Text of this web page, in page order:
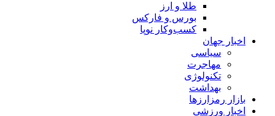
طلا و ارز
بورس و فارکس
کسب‌وکار نوپا
اخبار جهان
سیاسی
مهاجرت
تکنولوژی
بهداشت
بازار رمزارزها
اخبار ورزشی